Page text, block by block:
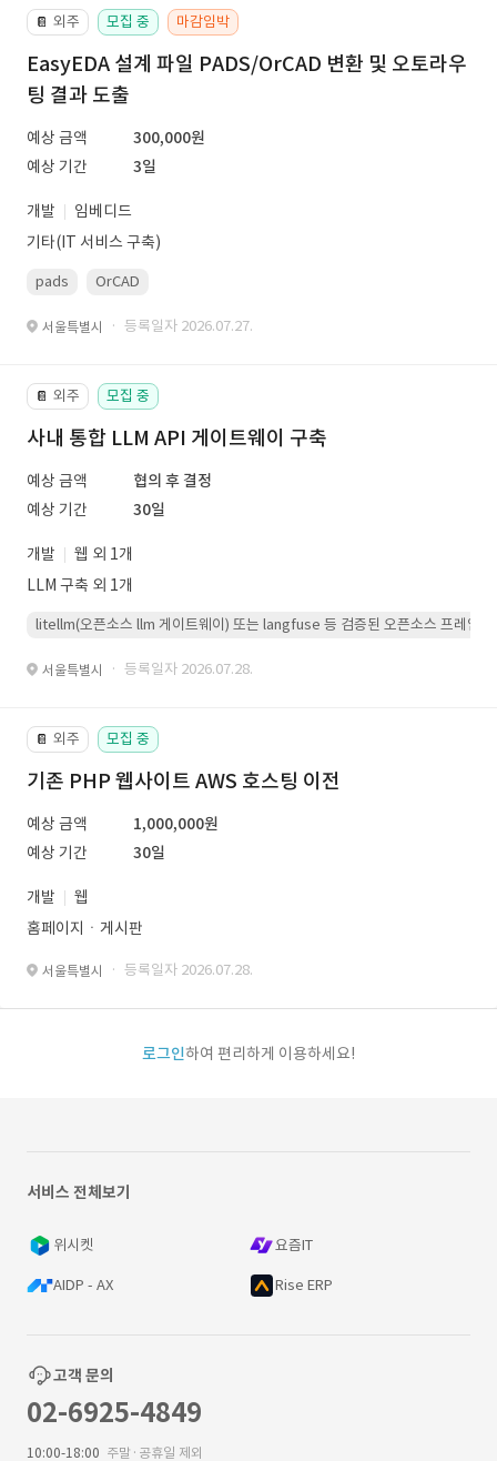
📔 외주 모집 중 마감임박
EasyEDA 설계 파일 PADS/OrCAD 변환 및 오토라우
팅 결과 도출
예상 금액
300,000원
예상 기간
3일
개발
임베디드
기타(IT 서비스 구축)
pads OrCAD
서울특별시 · 등록일자 2026.07.27.
📔 외주 모집 중
사내 통합 LLM API 게이트웨이 구축
예상 금액
협의 후 결정
예상 기간
30일
개발
웹 외 1개
LLM 구축 외 1개
litellm(오픈소스 llm 게이트웨이) 또는 langfuse 등 검증된 오픈소스 프레임워
서울특별시 · 등록일자 2026.07.28.
📔 외주 모집 중
기존 PHP 웹사이트 AWS 호스팅 이전
예상 금액
1,000,000원
예상 기간
30일
개발
웹
홈페이지ㆍ게시판
서울특별시 · 등록일자 2026.07.28.
로그인하여 편리하게 이용하세요!
서비스 전체보기
위시켓 요즘IT
AIDP - AX Rise ERP
고객 문의
02-6925-4849
10:00-18:00 주말·공휴일 제외